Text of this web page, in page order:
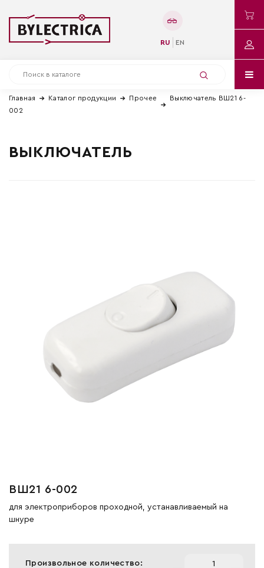
RU EN
Главная Каталог продукции Прочее
Выключатель ВШ21 6-
002
ВЫКЛЮЧАТЕЛЬ
ВШ21 6-002
для электроприборов проходной, устанавливаемый на
шнуре
Произвольное количество: